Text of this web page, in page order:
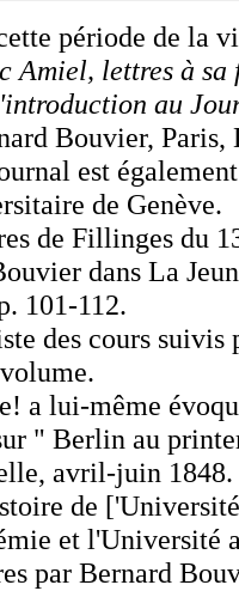
période de la
Amiel, lettres à sa
au
Bouvier,
est
de Genève.
de Fillinges du
dans La
101-112.
des cours suivis
a lui-même
" Berlin au
avril-juin 1848.
de
et l'Université
par Bernard